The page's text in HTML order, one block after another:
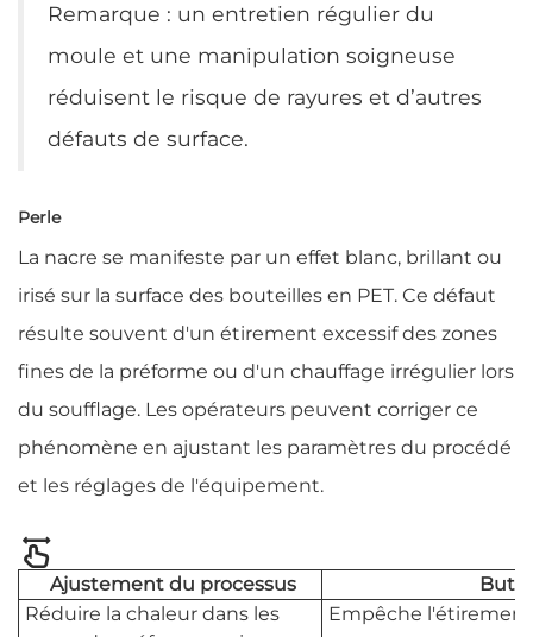
Remarque : un entretien régulier du
moule et une manipulation soigneuse
réduisent le risque de rayures et d’autres
défauts de surface.
Perle
La nacre se manifeste par un effet blanc, brillant ou
irisé sur la surface des bouteilles en PET. Ce défaut
résulte souvent d'un étirement excessif des zones
fines de la préforme ou d'un chauffage irrégulier lors
du soufflage. Les opérateurs peuvent corriger ce
phénomène en ajustant les paramètres du procédé
et les réglages de l'équipement.
Ajustement du processus
But
Réduire la chaleur dans les
Empêche